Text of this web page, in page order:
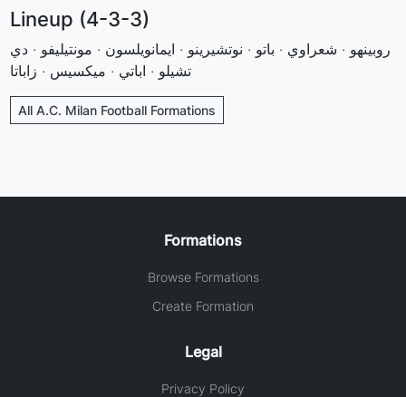
Lineup (4-3-3)
روبينهو · شعراوي · باتو · نوتشيرينو · ايمانويلسون · مونتيليفو · دي
تشيلو · اباتي · ميكسيس · زاباتا
All A.C. Milan Football Formations
Formations
Browse Formations
Create Formation
Legal
Privacy Policy